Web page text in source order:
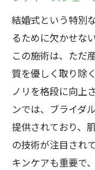
レディー
活用する
高崎市で
かせない
結婚式前
ービング
高崎市
を体験する
結婚式という特別
るために欠かせな
この施術は、ただ
質を優しく取り除
ノリを格段に向上
ンでは、ブライダ
提供されており、
の技術が注目され
キンケアも重要で